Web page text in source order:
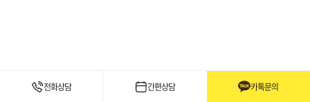
전화상담 간편상담 카톡문의